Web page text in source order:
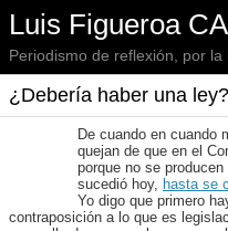
Luis Figueroa
Periodismo de reflexión, por
¿Debería haber una ley?
De cuando en cuando
quejan de que en el
porque no se
sucedió hoy, hasta se
Yo digo que primero
contraposición a lo que es